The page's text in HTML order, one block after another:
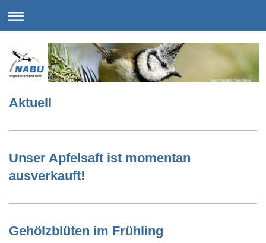
Aktuell
Unser Apfelsaft ist momentan
ausverkauft!
Gehölzblüten im Frühling